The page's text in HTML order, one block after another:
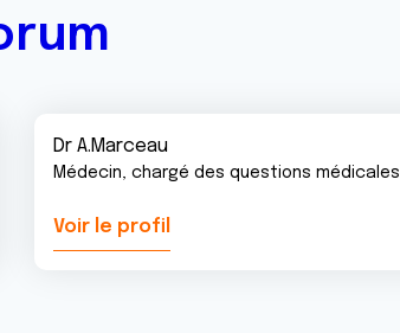
Dr A.Marceau
Médecin, chargé des questions médicales
Voir le profil